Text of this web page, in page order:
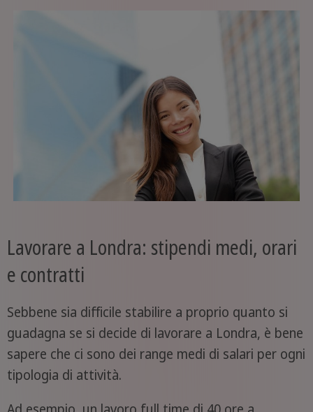
Lavorare a Londra: stipendi medi, orari
e contratti
Sebbene sia difficile stabilire a proprio quanto si
guadagna se si decide di lavorare a Londra, è bene
sapere che ci sono dei range medi di salari per ogni
tipologia di attività.